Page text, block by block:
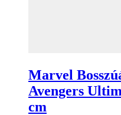
Marvel
Avengers
cm